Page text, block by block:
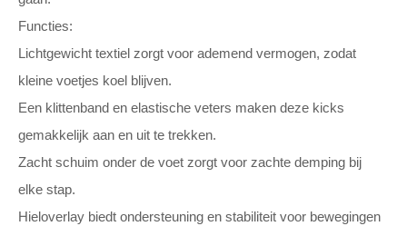
Functies:
Lichtgewicht textiel zorgt voor ademend vermogen, zodat
kleine voetjes koel blijven.
Een klittenband en elastische veters maken deze kicks
gemakkelijk aan en uit te trekken.
Zacht schuim onder de voet zorgt voor zachte demping bij
elke stap.
Hieloverlay biedt ondersteuning en stabiliteit voor bewegingen